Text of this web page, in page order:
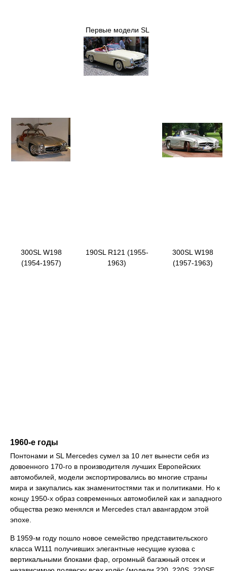
Первые модели SL
300SL W198
(1954-1957)
190SL R121 (1955-
1963)
300SL W198
(1957-1963)
1960-е годы
Понтонами и SL Mercedes сумел за 10 лет вынести себя из
довоенного 170-го в производителя лучших Европейских
автомобилей, модели экспортировались во многие страны
мира и закупались как знаменитостями так и политиками. Но к
концу 1950-х образ современных автомобилей как и западного
общества резко менялся и Mercedes стал авангардом этой
эпохе.
В 1959-м году пошло новое семейство представительского
класса W111 получивших элегантные несущие кузова с
вертикальными блоками фар, огромный багажный отсек и